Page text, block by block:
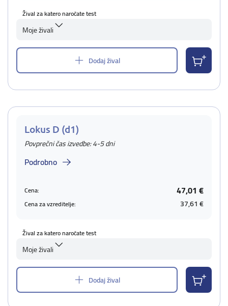
Žival za katero naročate test
Moje živali
Dodaj žival
Lokus D (d1)
Povprečni čas izvedbe: 4-5 dni
Podrobno
Cena: 47,01 €
Cena za vzreditelje: 37,61 €
Žival za katero naročate test
Moje živali
Dodaj žival